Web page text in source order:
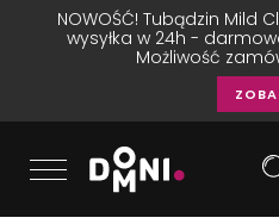
NOWOŚĆ! Tubądzin Mild
wysyłka w 24h -
Możliwość